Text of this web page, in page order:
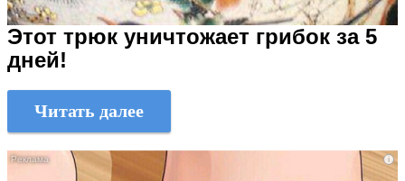
Этот трюк уничтожает грибок за 5
дней!
Читать далее
i